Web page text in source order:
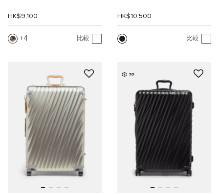
HK$9,100
4 比較
HK$10,500
比較
3D